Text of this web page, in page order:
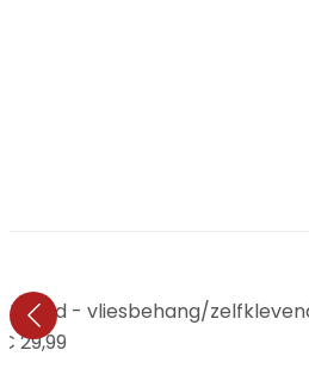
World - vliesbehang/
29,99